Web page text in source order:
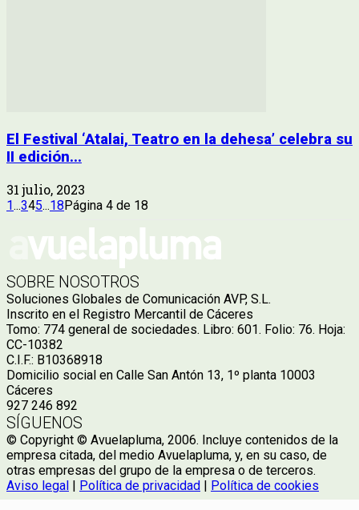
El Festival ‘Atalai, Teatro en la dehesa’ celebra su
II edición...
31 julio, 2023
1...345...18Página 4 de 18
SOBRE NOSOTROS
Soluciones Globales de Comunicación AVP, S.L.
Inscrito en el Registro Mercantil de Cáceres
Tomo: 774 general de sociedades. Libro: 601. Folio: 76. Hoja:
CC-10382
C.I.F.: B10368918
Domicilio social en Calle San Antón 13, 1º planta 10003
Cáceres
927 246 892
SÍGUENOS
© Copyright © Avuelapluma, 2006. Incluye contenidos de la
empresa citada, del medio Avuelapluma, y, en su caso, de
otras empresas del grupo de la empresa o de terceros.
Aviso legal | Política de privacidad | Política de cookies